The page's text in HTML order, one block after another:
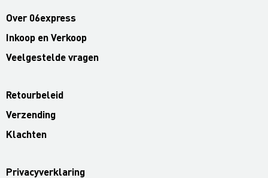
Over 06express
Inkoop en Verkoop
Veelgestelde vragen
Retourbeleid
Verzending
Klachten
Privacyverklaring